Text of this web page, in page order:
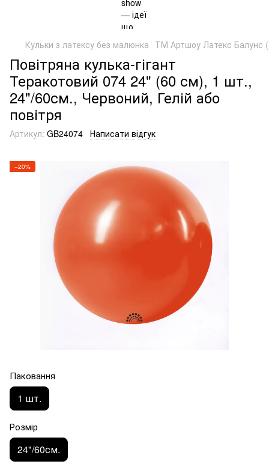
Кульки з латексу без малюнка ТМ Артшоу Латекс Балунс
Повітряна кулька-гігант
Теракотовий 074 24" (60 см), 1 шт.,
24"/60см., Червоний, Гелій або
повітря
Артикул: GB24074 Написати відгук
−20%
Паковання
1 шт.
Розмір
24"/60см.